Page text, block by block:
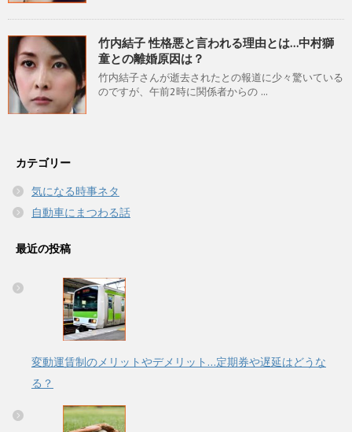
竹内結子 性格悪と言われる理由とは…中村獅
童との離婚原因は？
竹内結子さんが逝去されたとの報道に少々驚いている
のですが、午前2時に関係者からの ...
カテゴリー
気になる時事ネタ
自動車にまつわる話
最近の投稿
変動運賃制のメリットやデメリット…定期券や遅延はどうな
る？